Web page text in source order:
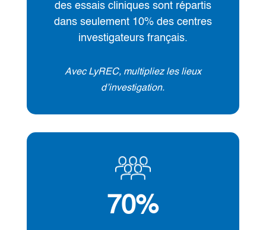
des essais cliniques sont répartis
dans seulement 10% des centres
investigateurs français.
Avec LyREC, multipliez les lieux
d’investigation.
70%